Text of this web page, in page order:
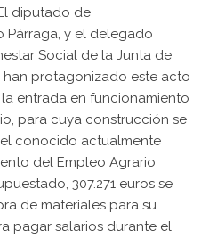
diputado de
Párraga, y el delegado
Social de la Junta de
han protagonizado este acto
entrada en funcionamiento
para cuya construcción se
conocido actualmente
del Empleo Agrario
307.271 euros se
de materiales para su
pagar salarios durante el